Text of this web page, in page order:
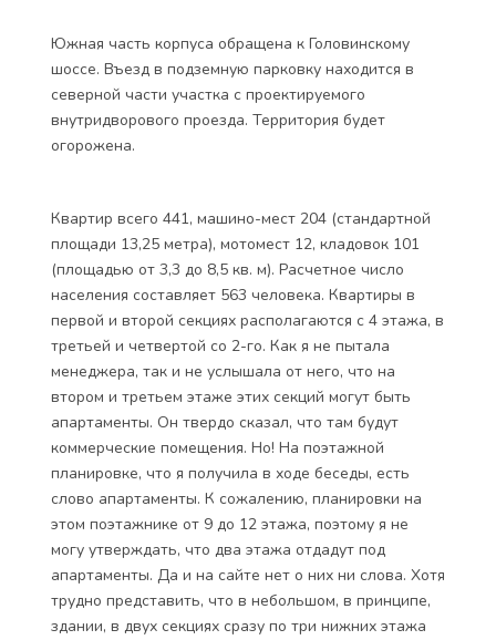
Южная часть корпуса обращена к Головинскому
шоссе. Въезд в подземную парковку находится в
северной части участка с проектируемого
внутридворового проезда. Территория будет
огорожена.
Квартир всего 441, машино-мест 204 (стандартной
площади 13,25 метра), мотомест 12, кладовок 101
(площадью от 3,3 до 8,5 кв. м). Расчетное число
населения составляет 563 человека. Квартиры в
первой и второй секциях располагаются с 4 этажа, в
третьей и четвертой со 2-го. Как я не пытала
менеджера, так и не услышала от него, что на
втором и третьем этаже этих секций могут быть
апартаменты. Он твердо сказал, что там будут
коммерческие помещения. Но! На поэтажной
планировке, что я получила в ходе беседы, есть
слово апартаменты. К сожалению, планировки на
этом поэтажнике от 9 до 12 этажа, поэтому я не
могу утверждать, что два этажа отдадут под
апартаменты. Да и на сайте нет о них ни слова. Хотя
трудно представить, что в небольшом, в принципе,
здании, в двух секциях сразу по три нижних этажа